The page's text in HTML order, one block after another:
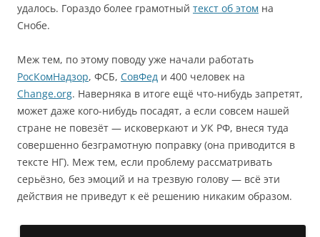
удалось. Гораздо более грамотный текст об этом на
Снобе.
Меж тем, по этому поводу уже начали работать
РосКомНадзор, ФСБ, СовФед и 400 человек на
Change.org. Наверняка в итоге ещё что-нибудь запретят,
может даже кого-нибудь посадят, а если совсем нашей
стране не повезёт — исковеркают и УК РФ, внеся туда
совершенно безграмотную поправку (она приводится в
тексте НГ). Меж тем, если проблему рассматривать
серьёзно, без эмоций и на трезвую голову — всё эти
действия не приведут к её решению никаким образом.